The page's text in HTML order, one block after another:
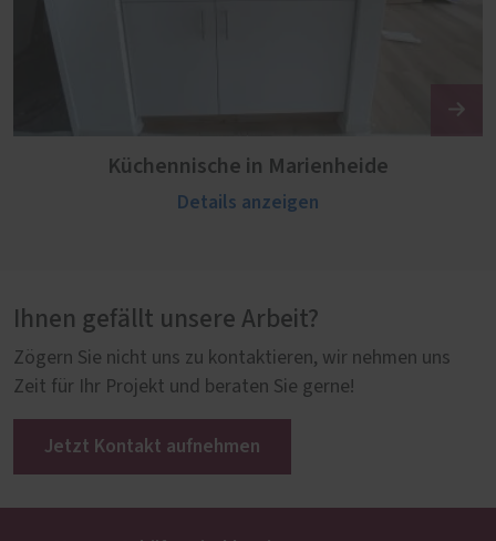
Küchennische in Marienheide
Details anzeigen
Ihnen gefällt unsere Arbeit?
Zögern Sie nicht uns zu kontaktieren, wir nehmen uns
Zeit für Ihr Projekt und beraten Sie gerne!
Jetzt Kontakt aufnehmen